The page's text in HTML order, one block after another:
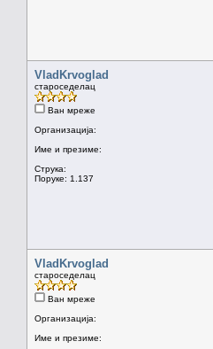
VladKrvoglad
староседелац
Ван мреже
Организација:
Име и презиме:
Струка:
Поруке: 1.137
VladKrvoglad
староседелац
Ван мреже
Организација:
Име и презиме: